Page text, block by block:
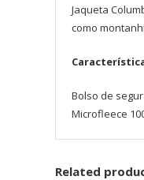
Jaqueta
como
Bolso de
Microfleece
Related